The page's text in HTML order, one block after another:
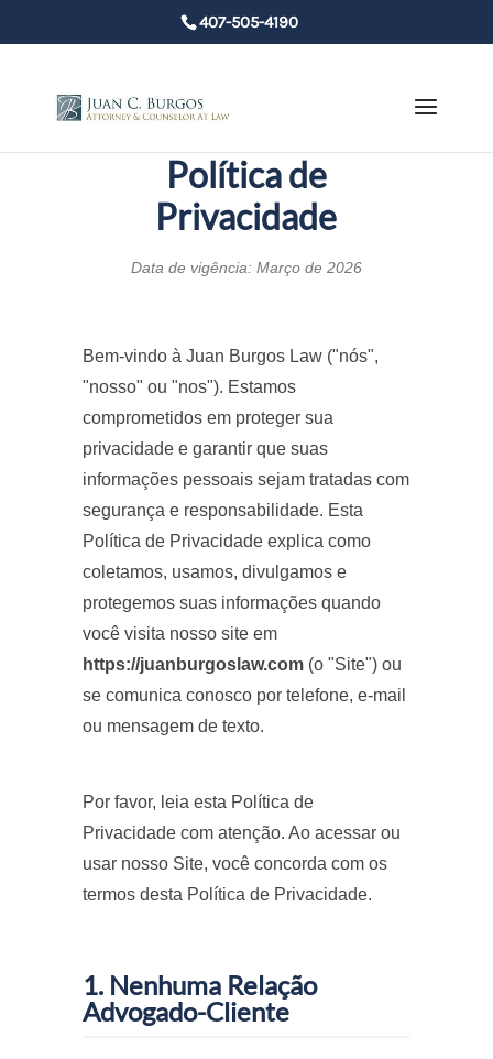
407-505-4190
Política de
Privacidade
Data de vigência: Março de 2026
Bem-vindo à Juan Burgos Law ("nós",
"nosso" ou "nos"). Estamos
comprometidos em proteger sua
privacidade e garantir que suas
informações pessoais sejam tratadas com
segurança e responsabilidade. Esta
Política de Privacidade explica como
coletamos, usamos, divulgamos e
protegemos suas informações quando
você visita nosso site em
https://juanburgoslaw.com(o "Site") ou
se comunica conosco por telefone, e-mail
ou mensagem de texto.
Por favor, leia esta Política de
Privacidade com atenção. Ao acessar ou
usar nosso Site, você concorda com os
termos desta Política de Privacidade.
1. Nenhuma Relação
Advogado-Cliente